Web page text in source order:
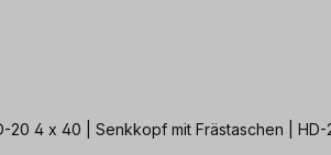
Die Schraube mit Technologievorsprung + 2x Gratis BIT HD-20 4 x